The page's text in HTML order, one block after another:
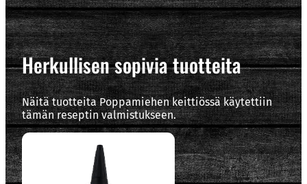
Herkullisen sopivia tuotteita
Näitä tuotteita Poppamiehen keittiössä käytettiin
tämän reseptin valmistukseen.